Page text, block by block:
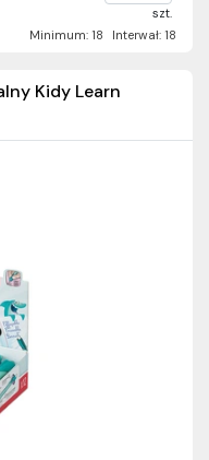
szt.
Minimum: 18
Interwał: 18
Kidy Learn